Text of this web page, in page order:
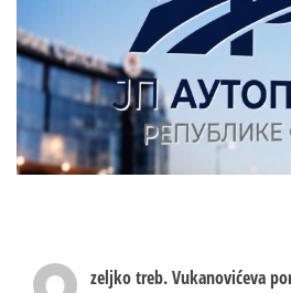
zeljko treb.Vukanovićeva